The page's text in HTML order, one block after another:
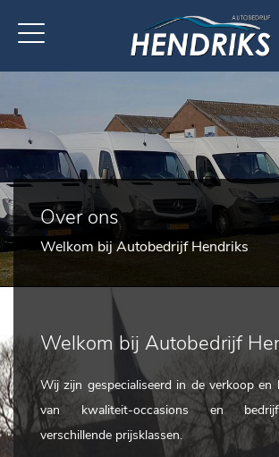
Over ons
Welkom bij Autobedrijf Hendriks
Welkom bij Autobedrijf
Wij zijn gespecialiseerd in de verkoop en
van kwaliteit-occasions en
verschillende prijsklassen.